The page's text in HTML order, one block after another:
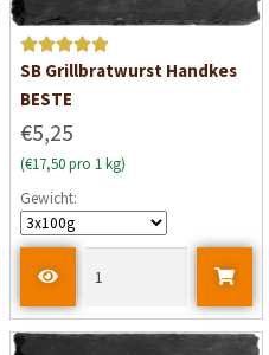
Bewertet mit
5von 5
SB Grillbratwurst Handkes
BESTE
€5,25
(€17,50 pro 1 kg)
Gewicht: